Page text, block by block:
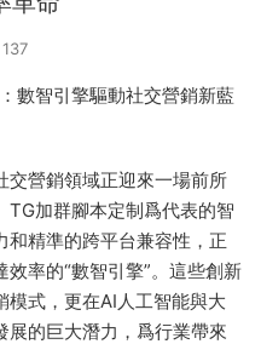
137
：數智引擎驅動社交營銷新藍
交營銷領域正迎來一場前所
TG加群腳本定制爲代表的智
和精準的跨平台兼容性，正
率的“數智引擎”。這些創新
模式，更在AI人工智能與大
展的巨大潛力，爲行業帶來